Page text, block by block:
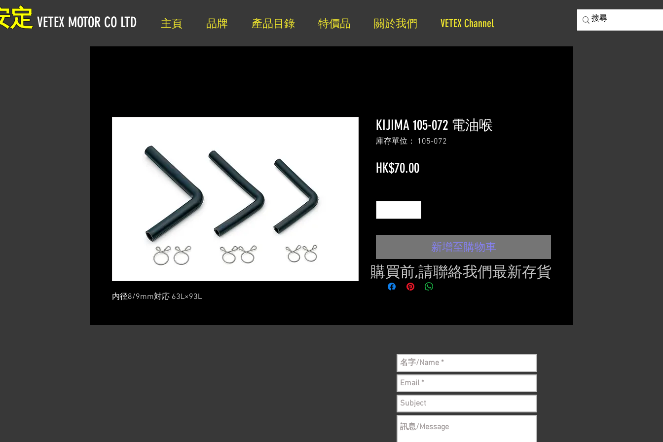
主頁 品牌 產品目錄 特價品 關於我們 VETEX Channel
定 VETEX MOTOR CO LTD
内径8/9mm対応 63L×93L
KIJIMA 105-072 電油喉
庫存單位： 105-072
HK$70.00價
新增至購物車
購買前,請聯絡我們最新存貨
Please contact if the item is